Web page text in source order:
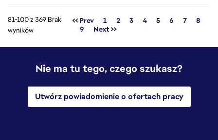
81-100 z 369 Brak
wyników
<< Prev 1 2 3 4 Strona
5 6 7
8
9
Next >>
Nie ma tu tego, czego szukasz?
Utwórz powiadomienie o ofertach pracy